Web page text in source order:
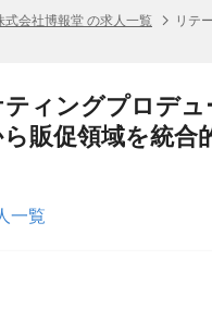
式会社博報堂 の求人一覧
リテ
ティングプロデ
販促領域を統
一覧